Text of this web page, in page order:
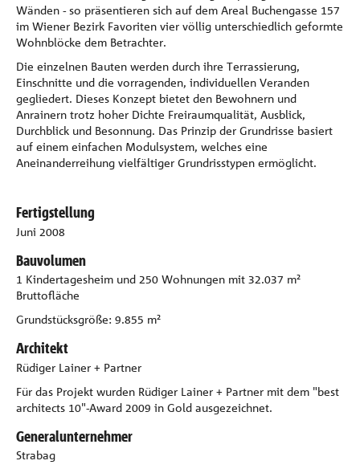
Wänden - so präsentieren sich auf dem Areal Buchengasse 157
im Wiener Bezirk Favoriten vier völlig unterschiedlich geformte
Wohnblöcke dem Betrachter.
Die einzelnen Bauten werden durch ihre Terrassierung,
Einschnitte und die vorragenden, individuellen Veranden
gegliedert. Dieses Konzept bietet den Bewohnern und
Anrainern trotz hoher Dichte Freiraumqualität, Ausblick,
Durchblick und Besonnung. Das Prinzip der Grundrisse basiert
auf einem einfachen Modulsystem, welches eine
Aneinanderreihung vielfältiger Grundrisstypen ermöglicht.
Fertigstellung
Juni 2008
Bauvolumen
1 Kindertagesheim und 250 Wohnungen mit 32.037 m²
Bruttofläche
Grundstücksgröße: 9.855 m²
Architekt
Rüdiger Lainer + Partner
Für das Projekt wurden Rüdiger Lainer + Partner mit dem "best
architects 10"-Award 2009 in Gold ausgezeichnet.
Generalunternehmer
Strabag